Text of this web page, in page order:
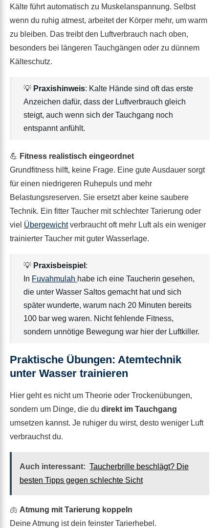
Kälte führt automatisch zu Muskelanspannung. Selbst
wenn du ruhig atmest, arbeitet der Körper mehr, um warm
zu bleiben. Das treibt den Luftverbrauch nach oben,
besonders bei längeren Tauchgängen oder zu dünnem
Kälteschutz.
💡 Praxishinweis: Kalte Hände sind oft das erste
Anzeichen dafür, dass der Luftverbrauch gleich
steigt, auch wenn sich der Tauchgang noch
entspannt anfühlt.
💪 Fitness realistisch eingeordnet
Grundfitness hilft, keine Frage. Eine gute Ausdauer sorgt
für einen niedrigeren Ruhepuls und mehr
Belastungsreserven. Sie ersetzt aber keine saubere
Technik. Ein fitter Taucher mit schlechter Tarierung oder
viel Übergewichtverbraucht oft mehr Luft als ein weniger
trainierter Taucher mit guter Wasserlage.
💡 Praxisbeispiel :
In Fuvahmulah habe ich eine Taucherin gesehen,
die unter Wasser Saltos gemacht hat und sich
später wunderte, warum nach 20 Minuten bereits
100 bar weg waren. Nicht fehlende Fitness,
sondern unnötige Bewegung war hier der Luftkiller.
Praktische Übungen: Atemtechnik
unter Wasser trainieren
Hier geht es nicht um Theorie oder Trockenübungen,
sondern um Dinge, die du direkt im Tauchgang
umsetzen kannst. Je ruhiger du wirst, desto weniger Luft
verbrauchst du.
Auch interessant: Taucherbrille beschlägt? Die
besten Tipps gegen schlechte Sicht
🫁 Atmung mit Tarierung koppeln
Deine Atmung ist dein feinster Tarierhebel.